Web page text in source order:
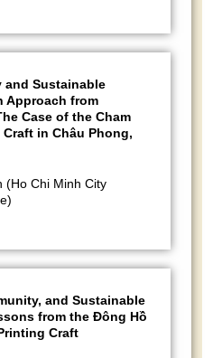
and Sustainable
Approach from
Case of the Cham
in Châu Phong,
(Ho Chi Minh City
and Sustainable
from the Đông Hồ
Craft